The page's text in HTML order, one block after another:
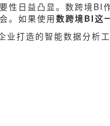
性日益凸显。数跨境
。如果使用数跨境BI这
打造的智能数据分析